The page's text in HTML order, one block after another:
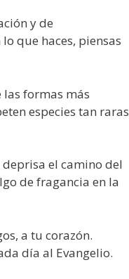
y de
que haces, piensas
las formas más
especies tan raras
el camino del
de fragancia en la
a tu corazón.
día al Evangelio.